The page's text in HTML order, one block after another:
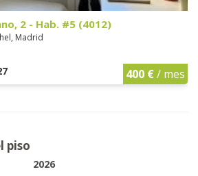
2 - Hab. #5 (4012)
Madrid
400 €/ mes
piso
2026